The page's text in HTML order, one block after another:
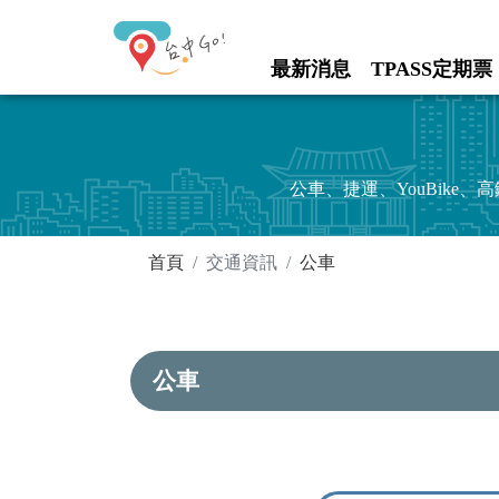
最新消息 TPASS定期票
公車、捷運、YouBike、
首頁 交通資訊 公車
公車